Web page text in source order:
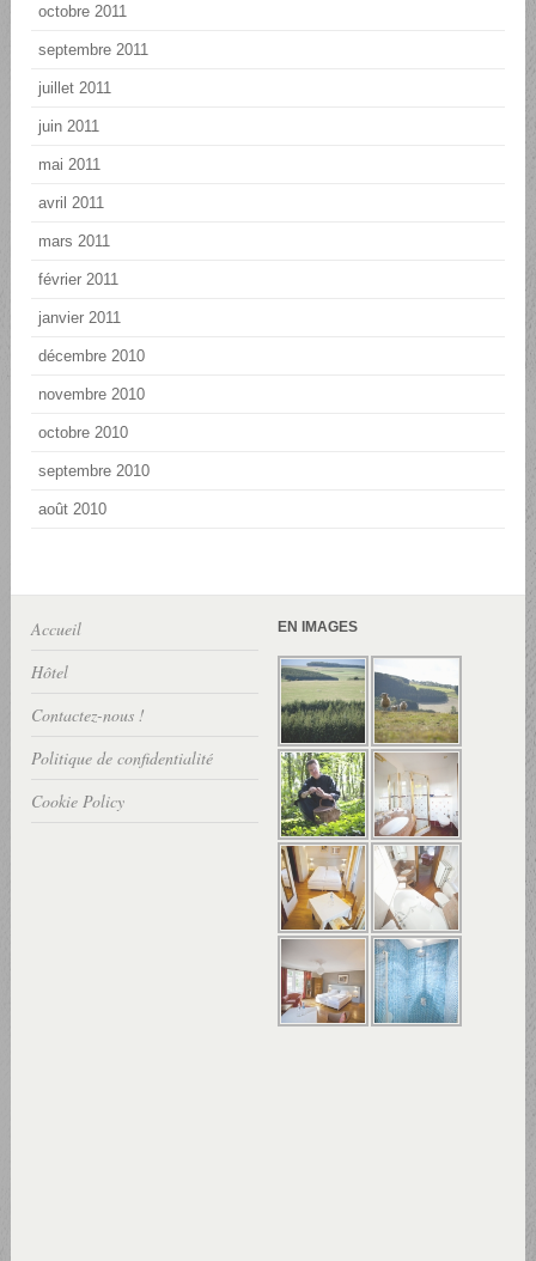
octobre 2011
septembre 2011
juillet 2011
juin 2011
mai 2011
avril 2011
mars 2011
février 2011
janvier 2011
décembre 2010
novembre 2010
octobre 2010
septembre 2010
août 2010
Accueil
Hôtel
Contactez-nous !
Politique de confidentialité
Cookie Policy
EN IMAGES